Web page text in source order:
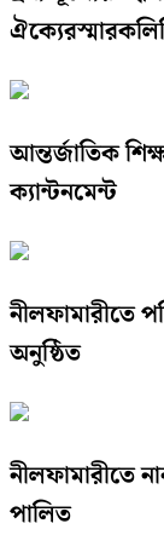
আন্তর্জাতিক
ক্যান্টনমেন্ট
নীলফামারীতে
অনুষ্ঠিত
নীলফামারীতে
পালিত